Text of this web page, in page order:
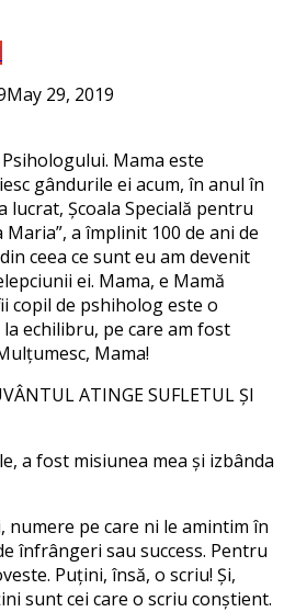
May 29, 2019
Mama este
gândurile ei acum, în anul în
lucrat, Școala Specială pentru
a împlinit 100 de ani de
ceea ce sunt eu am devenit
ei. Mama, e Mamă
copil de pshiholog este o
echilibru, pe care am fost
Mama!
ATINGE SUFLETUL ȘI
a fost misiunea mea și izbânda
numere pe care ni le amintim în
înfrângeri sau success. Pentru
Puțini, însă, o scriu! Și,
sunt cei care o scriu conștient.